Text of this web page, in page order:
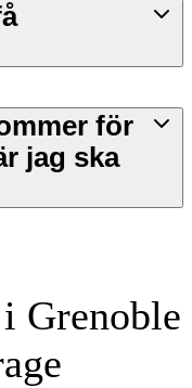
för
jag ska
Grenoble